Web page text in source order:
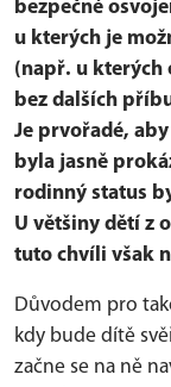
bezpečné
u kterých je
(např. u kterých
bez dalších
Je prvořadé,
byla jasně
rodinný status
U většiny dětí z
tuto chvíli však
Důvodem pro
kdy bude dítě
začne se na ně